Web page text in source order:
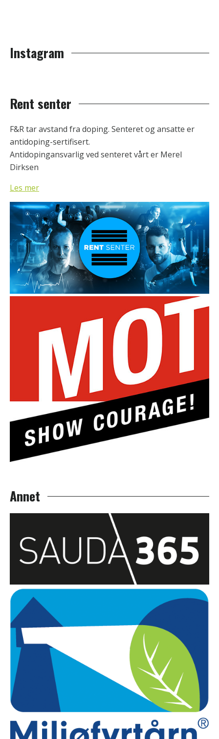
Instagram
Rent senter
F&R tar avstand fra doping. Senteret og ansatte er
antidoping-sertifisert.
Antidopingansvarlig ved senteret vårt er Merel
Dirksen
Les mer
Annet